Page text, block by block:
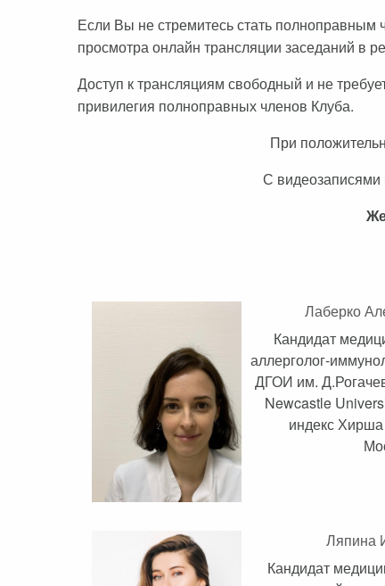
Если Вы не стремитесь стать полноправным
просмотра онлайн трансляции заседаний в
Доступ к трансляциям свободный и не
привилегия полноправных членов Клуба.
При
С
Лаберко
Кандидат
аллерголог-
ДГОИ им.
Newcastle
индекс
Ляпина
Кандидат